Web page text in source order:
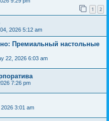
1 2
2026 5:12 am
Премиальный настольные
22, 2026 6:03 am
7:26 pm
3:01 am